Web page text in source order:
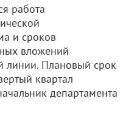
работа
и сроков
вложений
линии. Плановый срок
квартал
департамента